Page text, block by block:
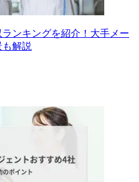
ンキングを紹介！大手メー
解説